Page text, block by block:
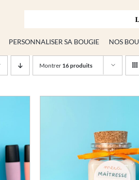
PERSONNALISER SA BOUGIE NOS
Montrer 16 produits